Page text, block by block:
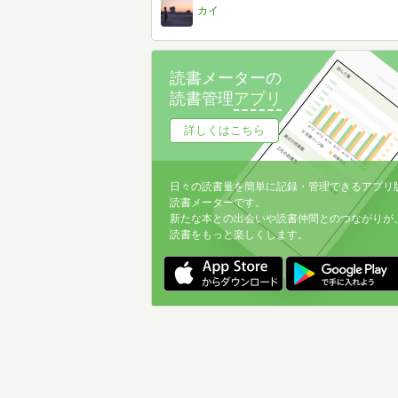
カイ
読書メーターの
読書管理アプリ
詳しくはこちら
日々の読書量を簡単に記録・管理できるアプリ
読書メーターです。
新たな本との出会いや読書仲間とのつながりが
読書をもっと楽しくします。